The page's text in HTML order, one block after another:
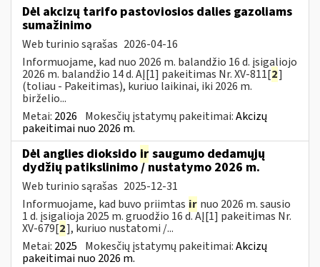
Dėl akcizų tarifo pastoviosios dalies gazoliams
sumažinimo
Web turinio sąrašas 2026-04-16
Informuojame, kad nuo 2026 m. balandžio 16 d. įsigaliojo
2026 m. balandžio 14 d. AĮ[1] pakeitimas Nr. XV-811[2]
(toliau - Pakeitimas), kuriuo laikinai, iki 2026 m.
birželio...
Metai: 2026 Mokesčių įstatymų pakeitimai:Akcizų
pakeitimai nuo 2026 m.
Dėl anglies dioksido ir saugumo dedamųjų
dydžių patikslinimo / nustatymo 2026 m.
Web turinio sąrašas 2025-12-31
Informuojame, kad buvo priimtas ir nuo 2026 m. sausio
1 d. įsigalioja 2025 m. gruodžio 16 d. AĮ[1] pakeitimas Nr.
XV-679[2], kuriuo nustatomi /...
Metai: 2025 Mokesčių įstatymų pakeitimai:Akcizų
pakeitimai nuo 2026 m.